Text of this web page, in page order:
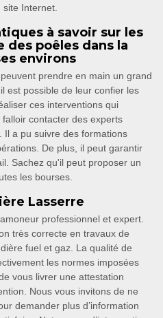
site Internet.
à savoir sur les
des poêles dans la
environs
prendre en main un grand
est possible de leur confier les
ces interventions qui
contacter des experts
a pu suivre des formations
De plus, il peut garantir
Sachez qu'il peut proposer un
les bourses.
Lasserre
professionnel et expert.
très correcte en travaux de
fuel et gaz. La qualité de
les normes imposées
vous livrer une attestation
Nous vous invitons de ne
demander plus d’information